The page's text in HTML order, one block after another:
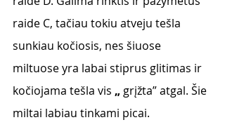
raide C, tačiau tokiu atveju tešla
sunkiau kočiosis, nes šiuose
miltuose yra labai stiprus glitimas ir
kočiojama tešla vis „ grįžta” atgal. Šie
miltai labiau tinkami picai.